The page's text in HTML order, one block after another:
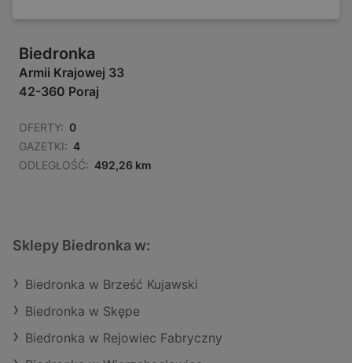
Biedronka
Armii Krajowej 33
42-360 Poraj
OFERTY: 0
GAZETKI: 4
ODLEGŁOŚĆ: 492,26 km
Sklepy Biedronka w:
Biedronka w Brześć Kujawski
Biedronka w Skępe
Biedronka w Rejowiec Fabryczny